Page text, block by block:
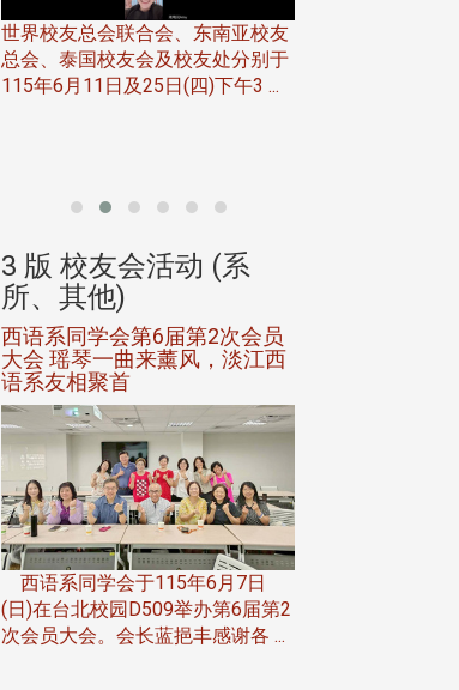
世界校友总会联合会、东南亚校友
总会、泰国校友会及校友处分别于
115年6月11日及25日(四)下午3 ...
3 版 校友会活动 (系
所、其他)
西语系同学会第6届第2次会员
大会 瑶琴一曲来薰风，淡江西
语系友相聚首
西语系同学会于115年6月7日
(日)在台北校园D509举办第6届第2
次会员大会。会长蓝挹丰感谢各 ...